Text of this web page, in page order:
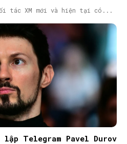
tác XM mới và hiện tại có...
Telegram Pavel Durov